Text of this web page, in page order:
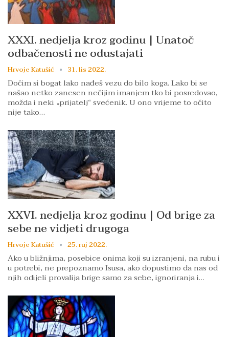
XXXI. nedjelja kroz godinu | Unatoč
odbačenosti ne odustajati
Hrvoje Katušić 31. lis 2022.
Dočim si bogat lako nađeš vezu do bilo koga. Lako bi se
našao netko zanesen nečijim imanjem tko bi posredovao,
možda i neki „prijatelj“ svećenik. U ono vrijeme to očito
nije tako…
XXVI. nedjelja kroz godinu | Od brige za
sebe ne vidjeti drugoga
Hrvoje Katušić 25. ruj 2022.
Ako u bližnjima, posebice onima koji su izranjeni, na rubu i
u potrebi, ne prepoznamo Isusa, ako dopustimo da nas od
njih odijeli provalija brige samo za sebe, ignoriranja i…